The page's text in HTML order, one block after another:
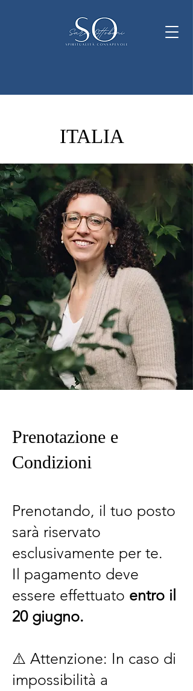
ITALIA
Prenotazione e
Condizioni
Prenotando, il tuo posto
sarà riservato
esclusivamente per te.
Il pagamento deve
essere effettuato entro il
20 giugno.
⚠️ Attenzione: In caso di
impossibilità a